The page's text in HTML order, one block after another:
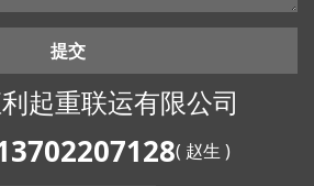
提交
起重联运有限公司
( 赵生 )